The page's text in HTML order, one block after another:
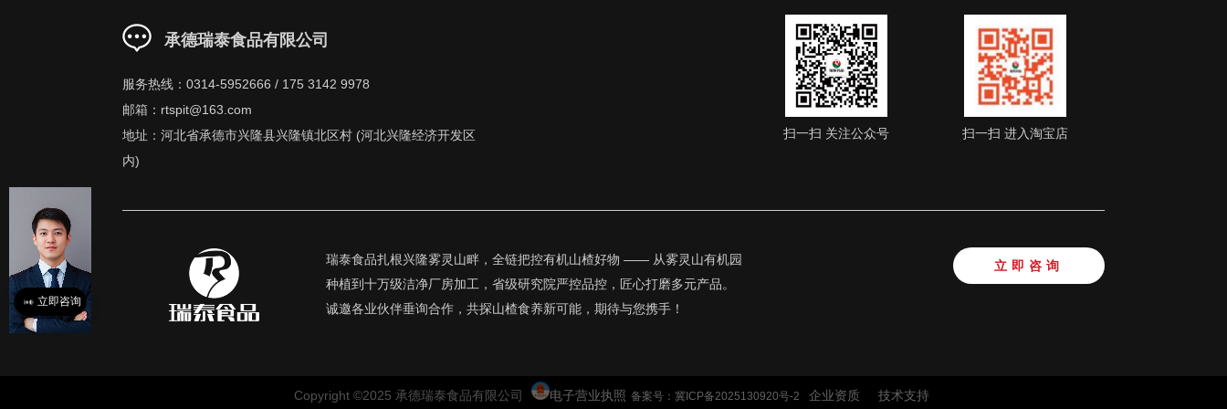
承德瑞泰食品有限公司
服务热线：0314-5952666 / 175 3142 9978
邮箱：rtspit@163.com
地址：河北省承德市兴隆县兴隆镇北区村 (河北兴隆经济开发区
内)
扫一扫 关注公众号 扫一扫 进入淘宝店
立即咨询
瑞泰食品扎根兴隆雾灵山畔，全链把控有机山楂好物 —— 从雾灵山有机园
种植到十万级洁净厂房加工，省级研究院严控品控，匠心打磨多元产品。
诚邀各业伙伴垂询合作，共探山楂食养新可能，期待与您携手！
Copyright ©2025 承德瑞泰食品有限公司 电子营业执照 备案号：冀ICP备2025130920号-2 企业资质 技术支持
立即咨询